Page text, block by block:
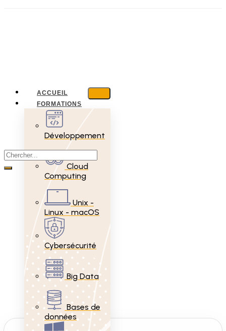
ACCUEIL
FORMATIONS
Développement
Cloud
Computing
Unix -
Linux - macOS
Cybersécurité
Big Data
Bases de
données